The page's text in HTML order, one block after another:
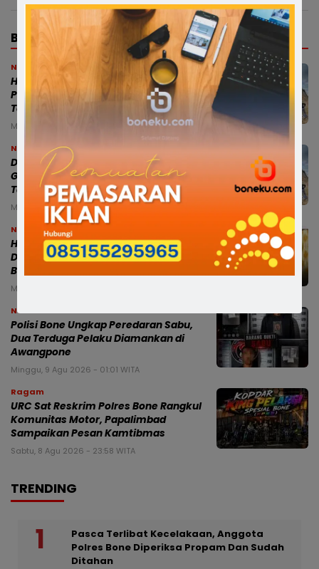
BERITA TERBARU
News
Hasil Verifikasi Dikirim ke Jakarta,
Pencabutan Izin Tambang Lampoko
Tergantung DESDM Sulsel
Minggu, 9 Agu 2026 - 18:36 WITA
News
Dokumen Tambang Belum Lengkap,
Gubernur Jatuhkan Sanksi Perusahaan
Tambang di Lampoko
Minggu, 9 Agu 2026 - 12:15 WITA
News
Heboh! Suami Kerja di Luar Kota, Istri
Diduga “Digoyang” Pria Lain hingga
Berujung Penggerebekan
Minggu, 9 Agu 2026 - 02:46 WITA
News
Polisi Bone Ungkap Peredaran Sabu,
Dua Terduga Pelaku Diamankan di
Awangpone
Minggu, 9 Agu 2026 - 01:01 WITA
Ragam
URC Sat Reskrim Polres Bone Rangkul
Komunitas Motor, Papalimbad
Sampaikan Pesan Kamtibmas
Sabtu, 8 Agu 2026 - 23:58 WITA
TRENDING
Pasca Terlibat Kecelakaan, Anggota
Polres Bone Diperiksa Propam Dan Sudah
Ditahan